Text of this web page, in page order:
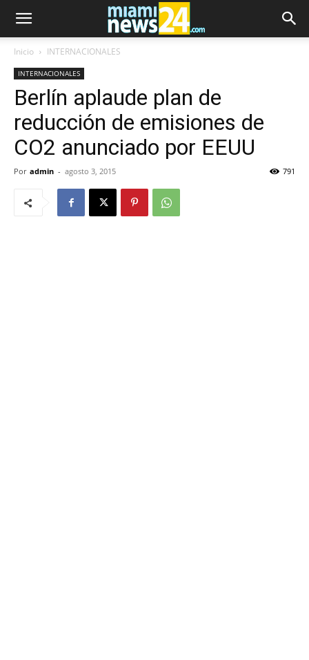
Inicio INTERNACIONALES
INTERNACIONALES
Berlín aplaude plan de
reducción de emisiones de
CO2 anunciado por EEUU
Por admin - agosto 3, 2015 791